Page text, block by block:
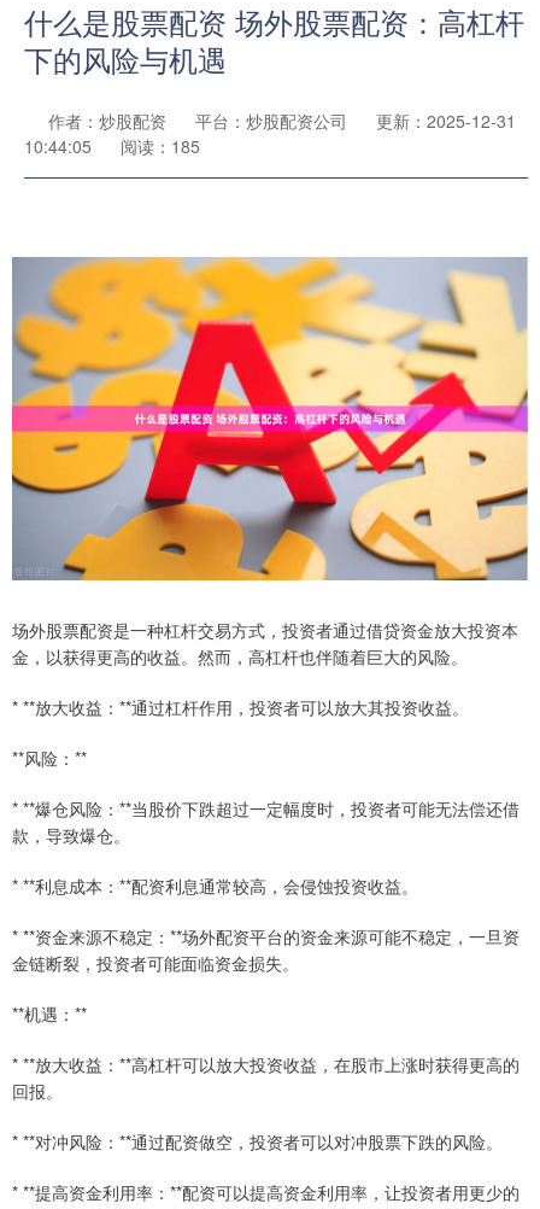
什么是股票配资 场外股票配资：高杠杆
下的风险与机遇
作者：炒股配资 平台：炒股配资公司
更新：2025-12-31
10:44:05
阅读：185
场外股票配资是一种杠杆交易方式，投资者通过借贷资金放大投资本
金，以获得更高的收益。然而，高杠杆也伴随着巨大的风险。
* **放大收益：**通过杠杆作用，投资者可以放大其投资收益。
**风险：**
* **爆仓风险：**当股价下跌超过一定幅度时，投资者可能无法偿还借
款，导致爆仓。
* **利息成本：**配资利息通常较高，会侵蚀投资收益。
* **资金来源不稳定：**场外配资平台的资金来源可能不稳定，一旦资
金链断裂，投资者可能面临资金损失。
**机遇：**
* **放大收益：**高杠杆可以放大投资收益，在股市上涨时获得更高的
回报。
* **对冲风险：**通过配资做空，投资者可以对冲股票下跌的风险。
* **提高资金利用率：**配资可以提高资金利用率，让投资者用更少的